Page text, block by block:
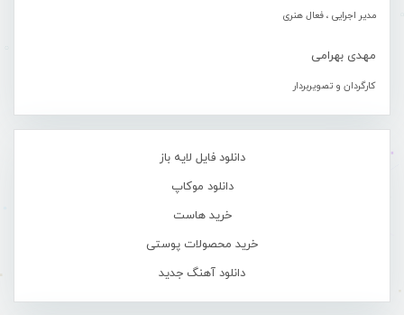
مدیر اجرایی ، فعال هنری
مهدی بهرامی
کارگردان و تصویربردار
دانلود فایل لایه باز
دانلود موکاپ
خرید هاست
خرید محصولات پوستی
دانلود آهنگ جدید